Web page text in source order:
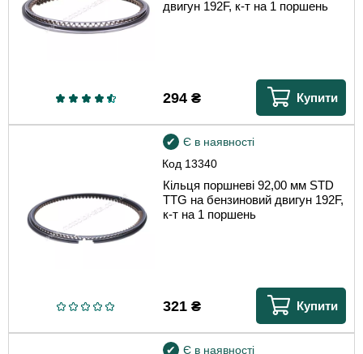
двигун 192F, к-т на 1 поршень
294₴ Купити
Код 13340
Є в наявності
Кільця поршневі 92,00 мм STD
TTG на бензиновий двигун 192F,
к-т на 1 поршень
321₴ Купити
Є в наявності